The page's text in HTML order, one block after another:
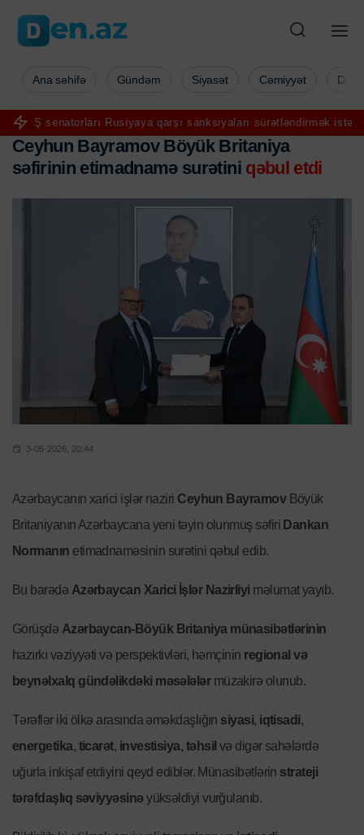
Rusiyaya qarşı sanksiyaları sürətləndirmək istəyir “Bizi bir
Ana səhifə Gündəm Siyasət Cəmiyyət
Ceyhun Bayramov Böyük Britaniya
səfirinin etimadnamə surətini qəbul etdi
3-06-2026, 20:44
Azərbaycanın xarici işlər naziri Ceyhun BayramovBöyük
Britaniyanın Azərbaycana yeni təyin olunmuş səfiri Dankan
Normanın etimadnaməsinin surətini qəbul edib.
Bu barədə Azərbaycan Xarici İşlər Nazirliyi məlumat yayıb.
Görüşdə Azərbaycan-Böyük Britaniya münasibətlərinin
hazırkı vəziyyəti və perspektivləri, həmçinin regional və
beynəlxalq gündəlikdəki məsələlərmüzakirə olunub.
Tərəflər iki ölkə arasında əməkdaşlığın siyasi, iqtisadi,
energetika, ticarət, investisiya, təhsil və digər sahələrdə
uğurla inkişaf etdiyini qeyd ediblər. Münasibətlərin strateji
tərəfdaşlıq səviyyəsinə yüksəldiyi vurğulanıb.